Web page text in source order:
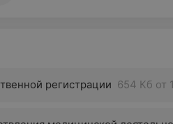
регистрации 654 Кб от